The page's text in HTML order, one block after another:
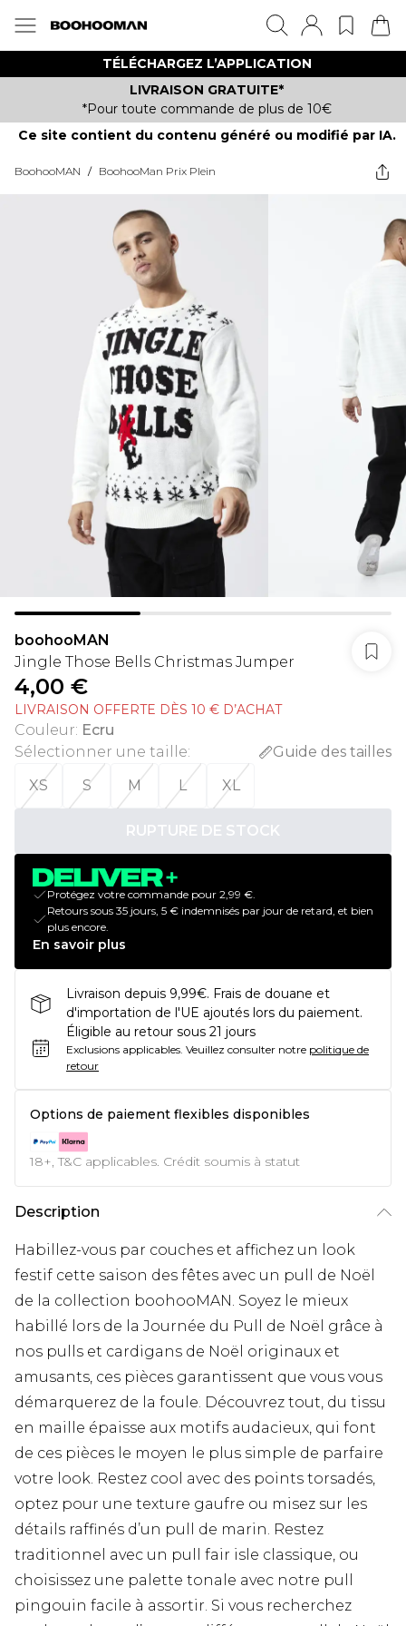
TÉLÉCHARGEZ L’APPLICATION
LIVRAISON GRATUITE*
*Pour toute commande de plus de 10€
Ce site contient du contenu généré ou modifié par IA.
BoohooMAN / BoohooMan Prix Plein
boohooMAN
Jingle Those Bells Christmas Jumper
4,00 €
LIVRAISON OFFERTE DÈS 10 € D’ACHAT
Couleur: Ecru
Sélectionner une taille:
Guide des tailles
XS
S M L XL
RUPTURE DE STOCK
Protégez votre commande pour 2,99 €.
Retours sous 35 jours, 5 € indemnisés par jour de retard, et bien
plus encore.
En savoir plus
Livraison depuis 9,99€. Frais de douane et
d'importation de l'UE ajoutés lors du paiement.
Éligible au retour sous 21 jours
Exclusions applicables. Veuillez consulter notre politique de
retour
Options de paiement flexibles disponibles
18+, T&C applicables. Crédit soumis à statut
Description
Habillez-vous par couches et affichez un look
festif cette saison des fêtes avec un pull de Noël
de la collection boohooMAN. Soyez le mieux
habillé lors de la Journée du Pull de Noël grâce à
nos pulls et cardigans de Noël originaux et
amusants, ces pièces garantissent que vous vous
démarquerez de la foule. Découvrez tout, du tissu
en maille épaisse aux motifs audacieux, qui font
de ces pièces le moyen le plus simple de parfaire
votre look. Restez cool avec des points torsadés,
optez pour une texture gaufre ou misez sur les
détails raffinés d’un pull de marin. Restez
traditionnel avec un pull fair isle classique, ou
choisissez une palette tonale avec notre pull
pingouin facile à assortir. Si vous recherchez